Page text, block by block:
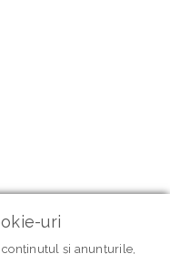
uri
și anunțurile,